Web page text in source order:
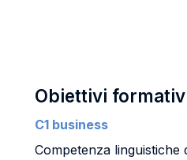
Obiettivi
C1 business
Competenza linguistiche